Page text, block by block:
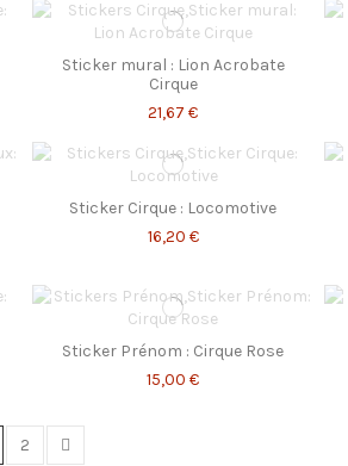
Sticker mural : Lion Acrobate
Cirque
21,67 €
Sticker Cirque : Locomotive
16,20 €
Sticker Prénom : Cirque Rose
15,00 €
2